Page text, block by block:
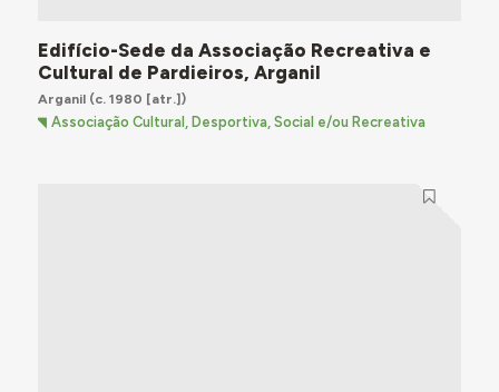
Edifício-Sede da Associação Recreativa e
Cultural de Pardieiros, Arganil
Arganil(c. 1980 [atr.])
Associação Cultural, Desportiva, Social e/ou Recreativa